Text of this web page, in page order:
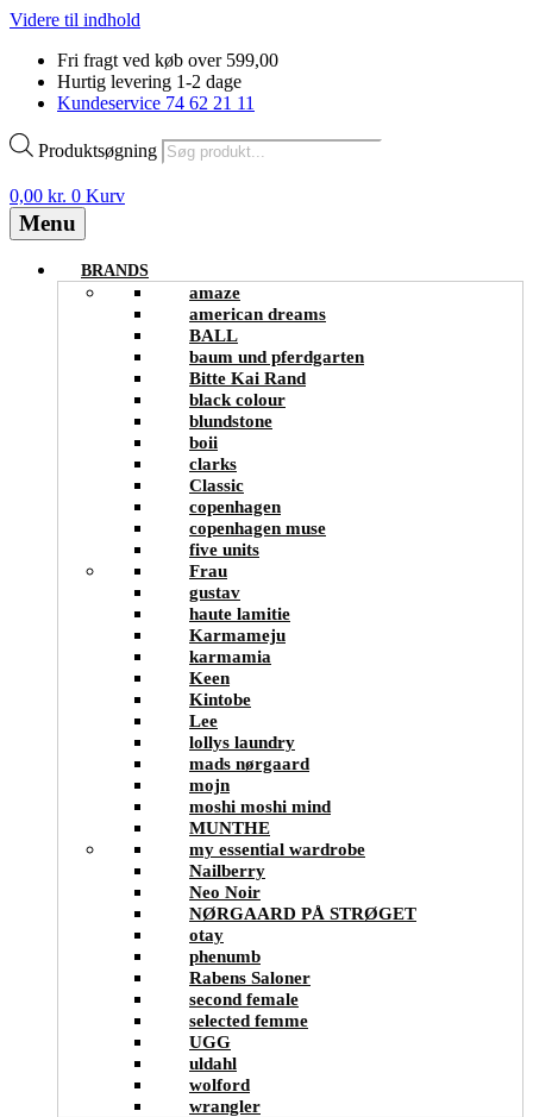
Videre til indhold
Fri fragt ved køb over 599,00
Hurtig levering 1-2 dage
Kundeservice 74 62 21 11
Produktsøgning
0,00 kr. 0 Kurv
Menu
BRANDS
amaze
american dreams
BALL
baum und pferdgarten
Bitte Kai Rand
black colour
blundstone
boii
clarks
Classic
copenhagen
copenhagen muse
five units
Frau
gustav
haute lamitie
Karmameju
karmamia
Keen
Kintobe
Lee
lollys laundry
mads nørgaard
mojn
moshi moshi mind
MUNTHE
my essential wardrobe
Nailberry
Neo Noir
NØRGAARD PÅ STRØGET
otay
phenumb
Rabens Saloner
second female
selected femme
UGG
uldahl
wolford
wrangler